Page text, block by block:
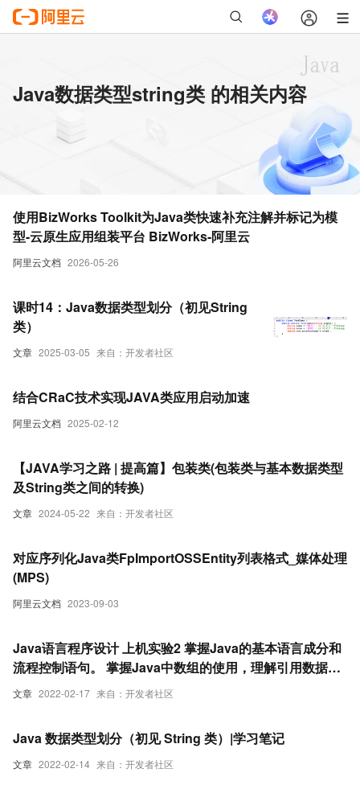
Java数据类型string类 的相关内容
阿里云文档 2026-05-26
使用BizWorks Toolkit为Java类快速补充注解并标记为模
型-云原生应用组装平台 BizWorks-阿里云
文章 2025-03-05 来自：开发者社区
课时14：Java数据类型划分（初见String
类）
阿里云文档 2025-02-12
结合CRaC技术实现JAVA类应用启动加速
文章 2024-05-22 来自：开发者社区
【JAVA学习之路 | 提高篇】包装类(包装类与基本数据类型
及String类之间的转换)
阿里云文档 2023-09-03
对应序列化Java类FpImportOSSEntity列表格式_媒体处理
(MPS)
文章 2022-02-17 来自：开发者社区
Java语言程序设计 上机实验2 掌握Java的基本语言成分和
流程控制语句。 掌握Java中数组的使用，理解引用数据类
型。 掌握String类的使用。
文章 2022-02-14 来自：开发者社区
Java 数据类型划分（初见 String 类）|学习笔记